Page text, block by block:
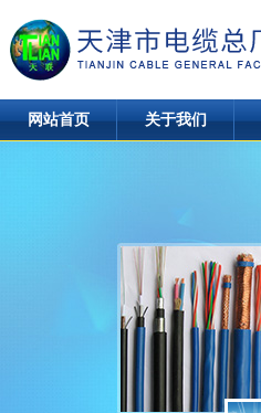
网站首页 关于我们